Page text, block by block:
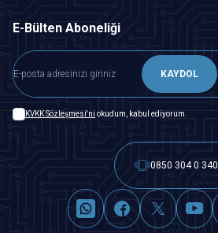
E-Bülten Aboneliği
KAYDOL
KVKK Sözleşmesi'ni okudum, kabul ediyorum.
0850 304 0 340